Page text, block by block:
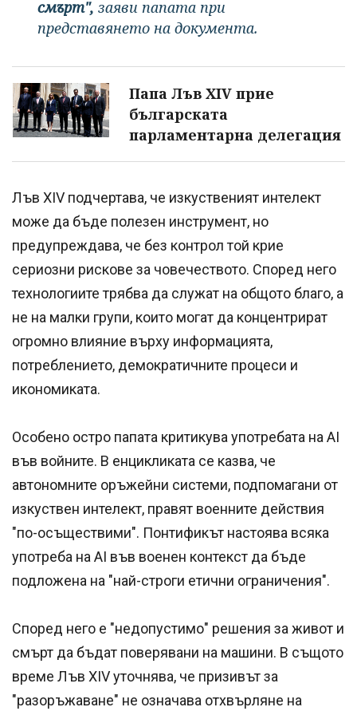
смърт", заяви папата при
представянето на документа.
Папа Лъв XIV прие
българската
парламентарна делегация
Лъв XIV подчертава, че изкуственият интелект
може да бъде полезен инструмент, но
предупреждава, че без контрол той крие
сериозни рискове за човечеството. Според него
технологиите трябва да служат на общото благо, а
не на малки групи, които могат да концентрират
огромно влияние върху информацията,
потреблението, демократичните процеси и
икономиката.
Особено остро папата критикува употребата на AI
във войните. В енцикликата се казва, че
автономните оръжейни системи, подпомагани от
изкуствен интелект, правят военните действия
"по-осъществими". Понтификът настоява всяка
употреба на AI във военен контекст да бъде
подложена на "най-строги етични ограничения".
Според него е "недопустимо" решения за живот и
смърт да бъдат поверявани на машини. В същото
време Лъв XIV уточнява, че призивът за
"разоръжаване" не означава отхвърляне на